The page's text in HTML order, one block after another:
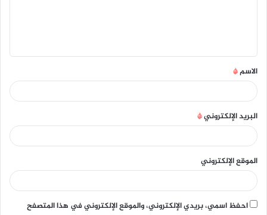
ق
*
الاسم*
البريد الإلكتروني*
الموقع الإلكتروني
احفظ اسمي، بريدي الإلكتروني، والموقع الإلكتروني في هذا المتصفح